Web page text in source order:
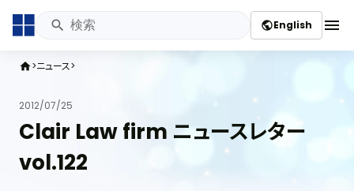
publicEnglish menu
home ニュース
2012/07/25
Clair Law firm ニュースレター
vol.122